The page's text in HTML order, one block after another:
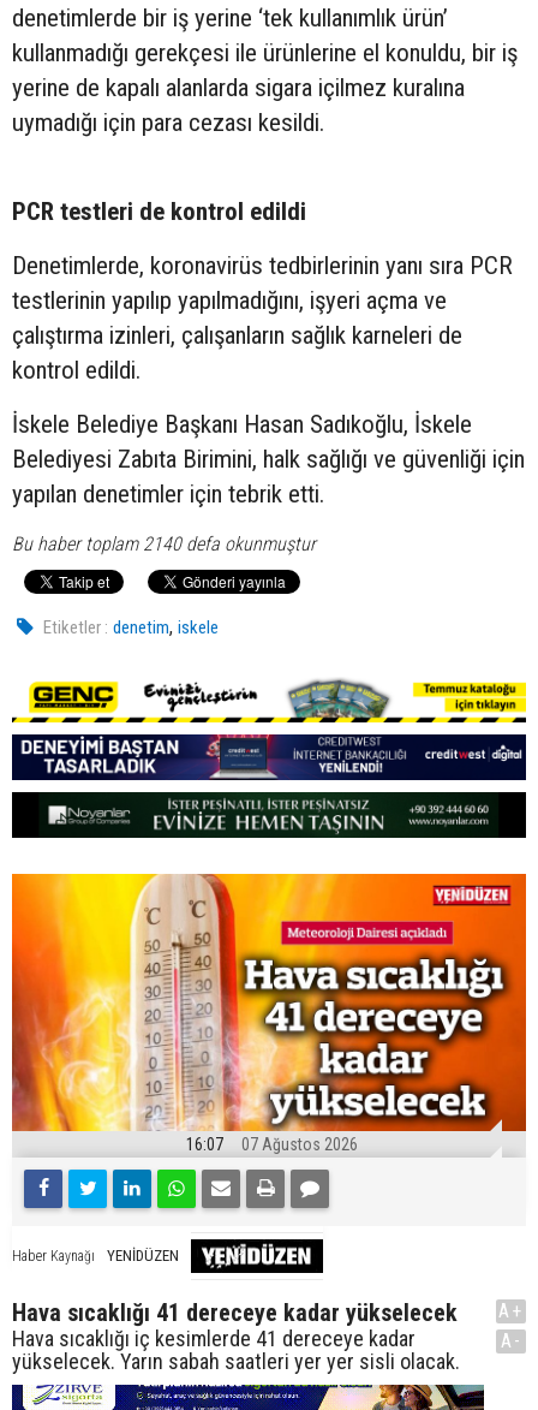
denetimlerde bir iş yerine ‘tek kullanımlık ürün’
kullanmadığı gerekçesi ile ürünlerine el konuldu, bir iş
yerine de kapalı alanlarda sigara içilmez kuralına
uymadığı için para cezası kesildi.
PCR testleri de kontrol edildi
Denetimlerde, koronavirüs tedbirlerinin yanı sıra PCR
testlerinin yapılıp yapılmadığını, işyeri açma ve
çalıştırma izinleri, çalışanların sağlık karneleri de
kontrol edildi.
İskele Belediye Başkanı Hasan Sadıkoğlu, İskele
Belediyesi Zabıta Birimini, halk sağlığı ve güvenliği için
yapılan denetimler için tebrik etti.
Bu haber toplam 2140 defa okunmuştur
Etiketler : denetim,iskele
16:07 07 Ağustos 2026
Haber Kaynağı YENİDÜZEN
Hava sıcaklığı 41 dereceye kadar yükselecek
Hava sıcaklığı iç kesimlerde 41 dereceye kadar
yükselecek. Yarın sabah saatleri yer yer sisli olacak.
A+
A-